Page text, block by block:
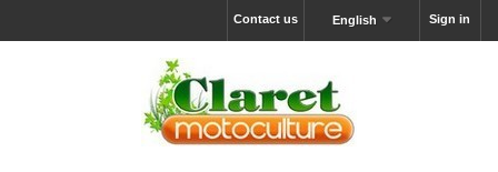
Sign in
English
Contact us